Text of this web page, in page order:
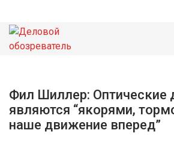
НОВОСТИ
Фил Шиллер: Оптические
являются “якорями,
наше движение вперед”